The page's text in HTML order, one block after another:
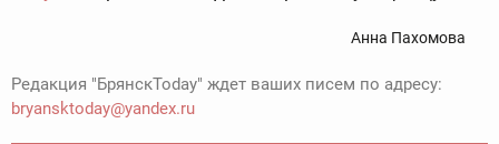
Анна Пахомова
Редакция "БрянскToday" ждет ваших писем по адресу:
bryansktoday@yandex.ru